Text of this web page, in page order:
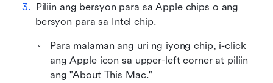
Piliin ang bersyon para sa Apple chips o ang
bersyon para sa Intel chip.
Para malaman ang uri ng iyong chip, i-click
ang Apple icon sa upper-left corner at piliin
ang "About This Mac."